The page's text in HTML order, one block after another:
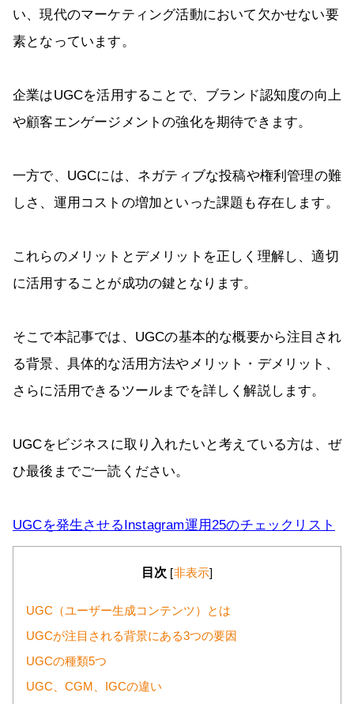
い、現代のマーケティング活動において欠かせない要
素となっています。
企業はUGCを活用することで、ブランド認知度の向上
や顧客エンゲージメントの強化を期待できます。
一方で、UGCには、ネガティブな投稿や権利管理の難
しさ、運用コストの増加といった課題も存在します。
これらのメリットとデメリットを正しく理解し、適切
に活用することが成功の鍵となります。
そこで本記事では、UGCの基本的な概要から注目され
る背景、具体的な活用方法やメリット・デメリット、
さらに活用できるツールまでを詳しく解説します。
UGCをビジネスに取り入れたいと考えている方は、ぜ
ひ最後までご一読ください。
UGCを発生させるInstagram運用25のチェックリスト
目次 [非表示]
UGC（ユーザー生成コンテンツ）とは
UGCが注目される背景にある3つの要因
UGCの種類5つ
UGC、CGM、IGCの違い